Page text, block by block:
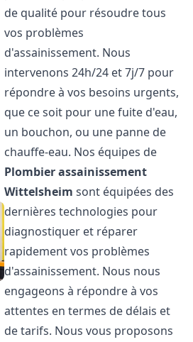
de qualité pour résoudre tous
vos problèmes
d'assainissement. Nous
intervenons 24h/24 et 7j/7 pour
répondre à vos besoins urgents,
que ce soit pour une fuite d'eau,
un bouchon, ou une panne de
chauffe-eau. Nos équipes de
Plombier assainissement
Wittelsheim sont équipées des
dernières technologies pour
diagnostiquer et réparer
rapidement vos problèmes
d'assainissement. Nous nous
engageons à répondre à vos
attentes en termes de délais et
de tarifs. Nous vous proposons